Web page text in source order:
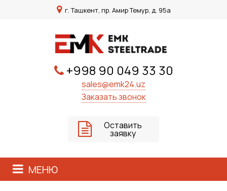
г. Ташкент, пр. Амир Темур, д. 95а
+998 90 049 33 30
sales@emk24.uz
Заказать звонок
Оставить
заявку
МЕНЮ